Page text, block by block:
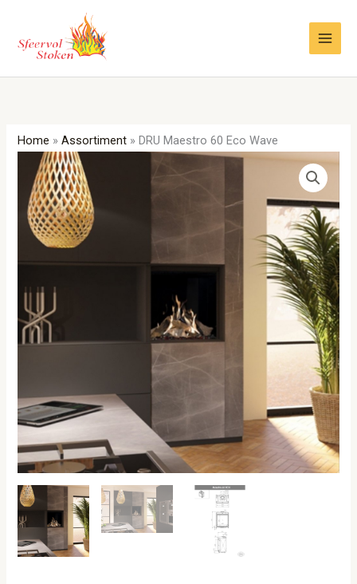
inhoud
Home »Assortiment » DRU Maestro 60 Eco Wave